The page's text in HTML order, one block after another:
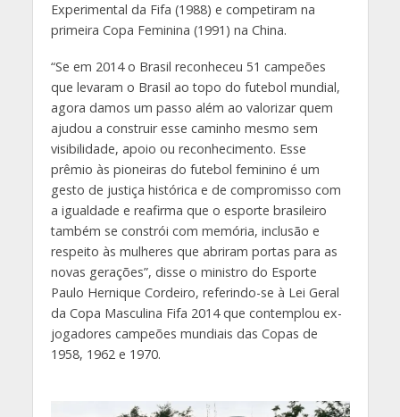
Experimental da Fifa (1988) e competiram na
primeira Copa Feminina (1991) na China.
“Se em 2014 o Brasil reconheceu 51 campeões
que levaram o Brasil ao topo do futebol mundial,
agora damos um passo além ao valorizar quem
ajudou a construir esse caminho mesmo sem
visibilidade, apoio ou reconhecimento. Esse
prêmio às pioneiras do futebol feminino é um
gesto de justiça histórica e de compromisso com
a igualdade e reafirma que o esporte brasileiro
também se constrói com memória, inclusão e
respeito às mulheres que abriram portas para as
novas gerações”, disse o ministro do Esporte
Paulo Hernique Cordeiro, referindo-se à Lei Geral
da Copa Masculina Fifa 2014 que contemplou ex-
jogadores campeões mundiais das Copas de
1958, 1962 e 1970.